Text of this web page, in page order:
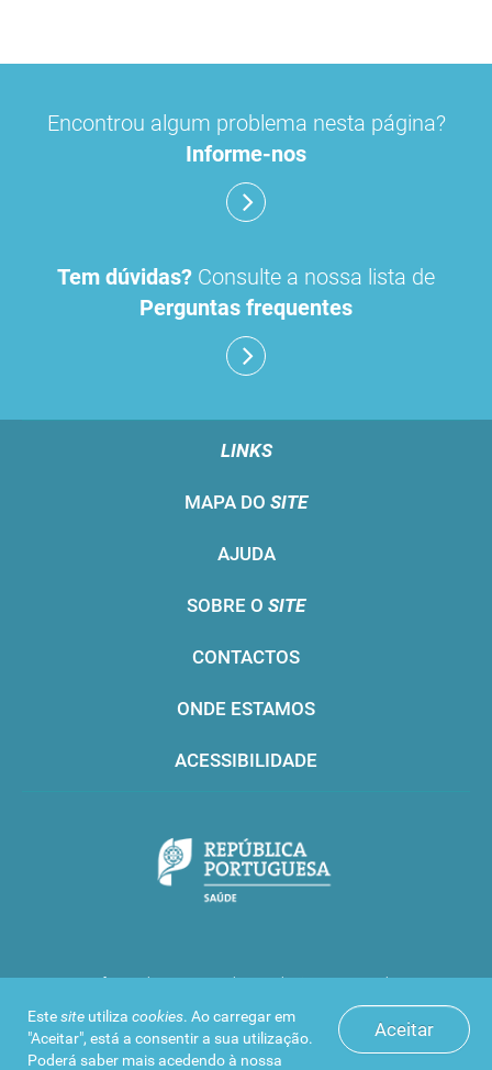
Aceitar
Estesite utiliza cookies. Ao carregar em
"Aceitar", está a consentir a sua utilização.
Poderá saber mais acedendo à nossa
Encontrou algum problema nesta página?
Informe-nos
Tem dúvidas? Consulte a nossa lista de
Perguntas frequentes
LINKS
MAPA DO SITE
AJUDA
SOBRE O SITE
CONTACTOS
ONDE ESTAMOS
ACESSIBILIDADE
Infarmed © 2016. Todos os direitos reservados